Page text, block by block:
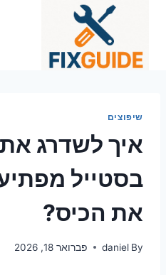
שיפוצים
איך לשדרג
בסטייל
את הכיס?
By
daniel פברואר 18, 2026